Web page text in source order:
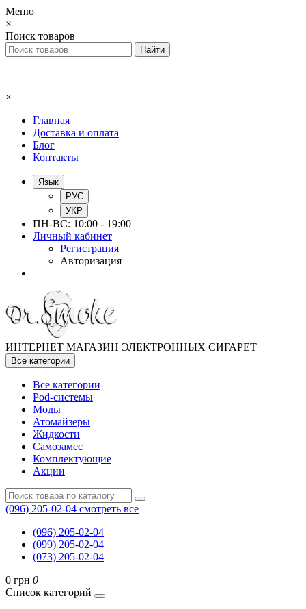
Меню
×
Поиск товаров
×
Главная
Доставка и оплата
Блог
Контакты
Язык
РУС
УКР
ПН-ВС: 10:00 - 19:00
Личный кабинет
Регистрация
Авторизация
ИНТЕРНЕТ МАГАЗИН ЭЛЕКТРОННЫХ СИГАРЕТ
Все категории
Все категории
Pod-системы
Моды
Атомайзеры
Жидкости
Самозамес
Комплектующие
Акции
(096) 205-02-04 смотреть все
(096) 205-02-04
(099) 205-02-04
(073) 205-02-04
0 грн 0
Список категорий